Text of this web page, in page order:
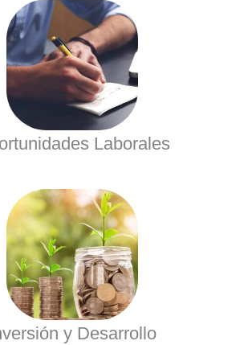
Laborales
y Desarrollo